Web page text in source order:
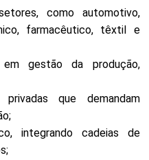
como automotivo,
farmacêutico, têxtil e
gestão da produção,
que demandam
integrando cadeias de